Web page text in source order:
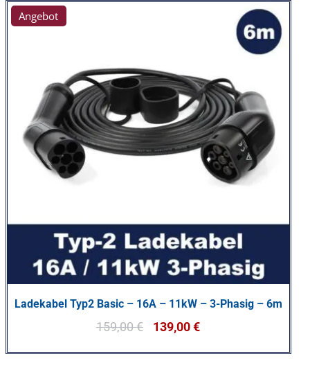
Angebot
Ladekabel Typ2 Basic – 16A – 11kW – 3-Phasig – 6m
159,00€ 139,00€